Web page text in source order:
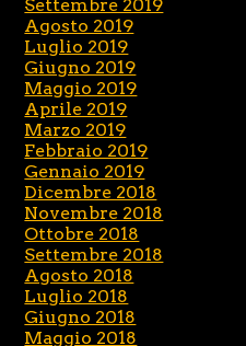
Settembre 2019
Agosto 2019
Luglio 2019
Giugno 2019
Maggio 2019
Aprile 2019
Marzo 2019
Febbraio 2019
Gennaio 2019
Dicembre 2018
Novembre 2018
Ottobre 2018
Settembre 2018
Agosto 2018
Luglio 2018
Giugno 2018
Maggio 2018